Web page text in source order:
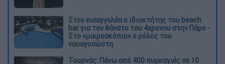
Στον εισαγγελέα ο ιδιοκτήτης του beach
bar για τον θάνατο του 4χρονου στην Πάρο -
Στο «μικροσκόπιο» ο ρόλος του
ναυαγοσώστη
Τουρνάς: Πάνω από 400 πυρκαγιές σε 10